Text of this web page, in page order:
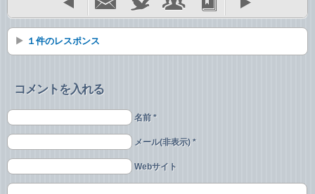
１件のレスポンス
コメントを入れる
名前 *
メール(非表示) *
Webサイト